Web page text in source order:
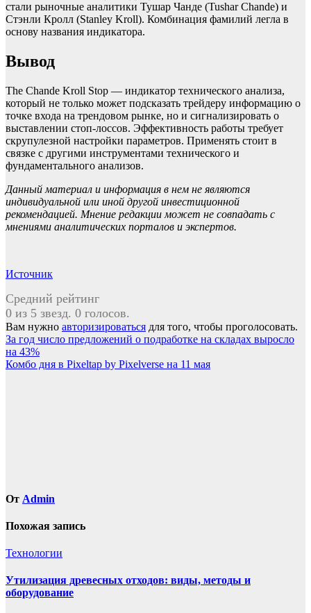
стали рыночные аналитики Тушар Чанде (Tushar Chande) и
Стэнли Кролл (Stanley Kroll). Комбинация фамилий легла в
основу названия индикатора.
Вывод
The Chande Kroll Stop — индикатор технического анализа,
который не только может подсказать трейдеру информацию о
точке входа на трендовом рынке, но и сигнализировать о
выставлении стоп-лоссов. Эффективность работы требует
скрупулезной настройки параметров. Применять стоит в
связке с другими инструментами технического и
фундаментального анализов.
Данный материал и информация в нем не являются
индивидуальной или иной другой инвестиционной
рекомендацией. Мнение редакции может не совпадать с
мнениями аналитических порталов и экспертов.
Источник
Средний рейтинг
0 из 5 звезд. 0 голосов.
Вам нужно авторизироваться для того, чтобы проголосовать.
Навигация
по
За год число предложений о подработке на складах выросло
на 43%
Комбо дня в Pixeltap by Pixelverse на 11 мая
От Admin
Похожая запись
Технологии
Утилизация древесных отходов: виды, методы и
оборудование